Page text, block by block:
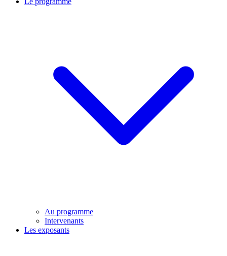
Au programme
Intervenants
Les exposants